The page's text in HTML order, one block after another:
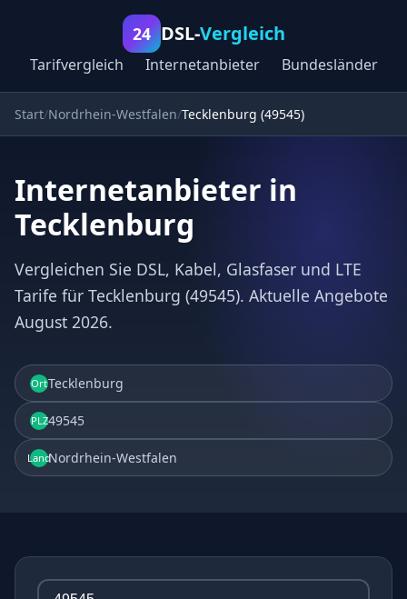
24 DSL-Vergleich
Tarifvergleich Internetanbieter Bundesländer
Start Nordrhein-Westfalen Tecklenburg (49545)
Internetanbieter in
Tecklenburg
Vergleichen Sie DSL, Kabel, Glasfaser und LTE
Tarife für Tecklenburg (49545). Aktuelle Angebote
August 2026.
OrtTecklenburg
PLZ49545
LandNordrhein-Westfalen